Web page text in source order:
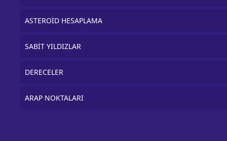
ASTEROİD HESAPLAMA
SABİT YILDIZLAR
DERECELER
ARAP NOKTALARI